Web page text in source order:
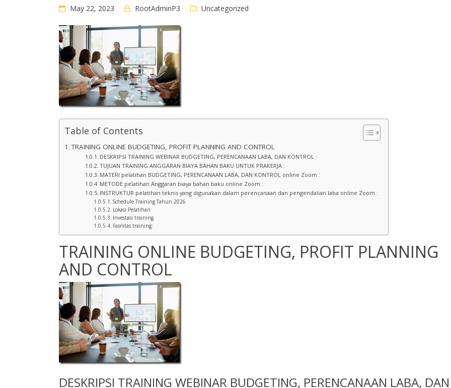
May 22, 2023 RootAdminP3 Uncategorized
Table of Contents
TRAINING ONLINE BUDGETING, PROFIT PLANNING AND CONTROL
DESKRIPSI TRAINING WEBINAR BUDGETING, PERENCANAAN LABA, DAN KONTROL :
TUJUAN TRAINING ANGGARAN BIAYA BAHAN BAKU UNTUK PRAKERJA :
MATERI pelatihan BUDGETING, PERENCANAAN LABA, DAN KONTROL online Zoom :
METODE pelatihan Anggaran biaya bahan baku online Zoom :
INSTRUKTUR pelatihan teknis yang digunakan dalam perencanaan dan pengendalian laba online Zoom :
Schedule Training Tahun 2026
Lokasi Pelatihan
Investasi training
Fasilitas training:
TRAINING ONLINE BUDGETING, PROFIT PLANNING
AND CONTROL
DESKRIPSI TRAINING WEBINAR BUDGETING, PERENCANAAN LABA, DAN